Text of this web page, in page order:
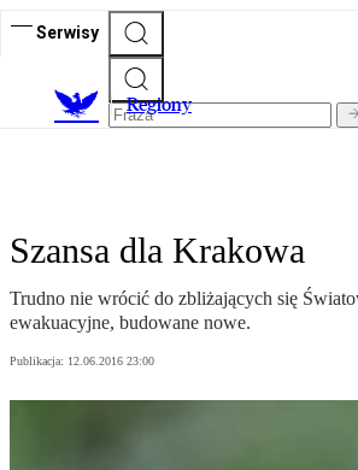
Serwisy
Regiony
Szansa dla Krakowa
Trudno nie wrócić do zbliżających się
ewakuacyjne, budowane nowe.
Publikacja: 12.06.2016 23:00